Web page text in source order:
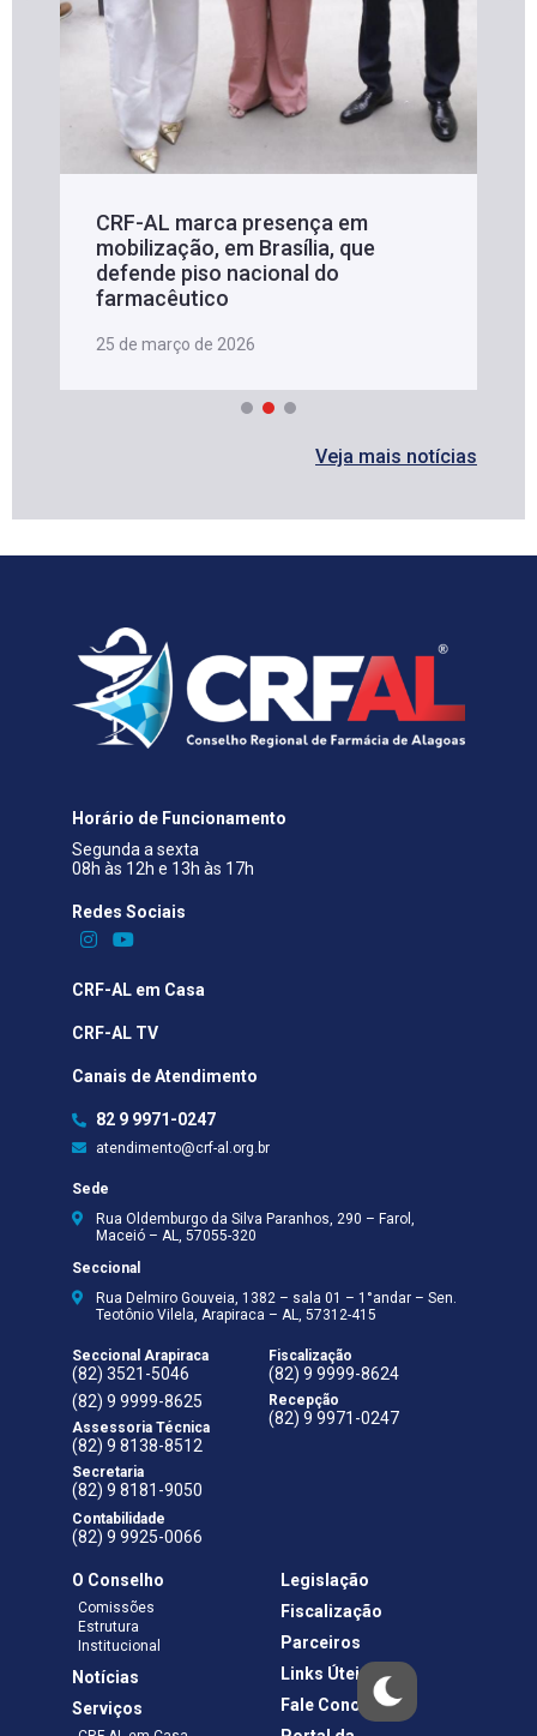
CRF-AL marca presença em
mobilização, em Brasília, que
defende piso nacional do
farmacêutico
25 de março de 2026
Veja mais notícias
Horário de Funcionamento
Segunda a sexta
08h às 12h e 13h às 17h
Redes Sociais​
CRF-AL em Casa
CRF-AL TV
Canais de Atendimento
82 9 9971-0247
atendimento@crf-al.org.br
Sede
Rua Oldemburgo da Silva Paranhos, 290 – Farol,
Maceió – AL, 57055-320
Seccional
Rua Delmiro Gouveia, 1382 – sala 01 – 1°andar – Sen.
Teotônio Vilela, Arapiraca – AL, 57312-415
Seccional Arapiraca
(82) 3521-5046
(82) 9 9999-8625
Assessoria Técnica
(82) 9 8138-8512
Secretaria
(82) 9 8181-9050
Contabilidade
(82) 9 9925-0066
Fiscalização
(82) 9 9999-8624
Recepção
(82) 9 9971-0247
O Conselho
Comissões
Estrutura
Institucional
Notícias
Serviços
Legislação
Fiscalização
Parceiros
Links Úteis
Fale Conosco